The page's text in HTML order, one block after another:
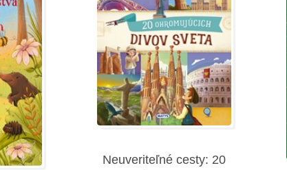
Neuveriteľné cesty: 20